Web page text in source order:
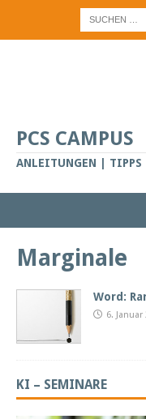
PCS CAMPUS
ANLEITUNGEN | TIPPS
Marginale
Word:
6. Januar
KI – SEMINARE